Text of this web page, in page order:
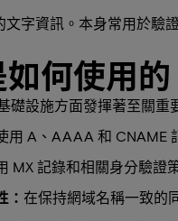
文字資訊。本身常用於驗
何使用的
礎設施方面發揮著至關
用 A、AAAA 和 CNAME
MX 記錄和相關身分驗證
： 在保持網域名稱一致的